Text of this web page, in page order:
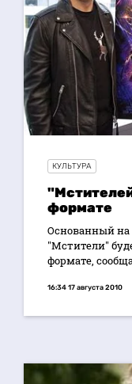
КУЛЬТУРА
формате
Основанный
"Мстители"
формате,
16:34 17 августа 2010